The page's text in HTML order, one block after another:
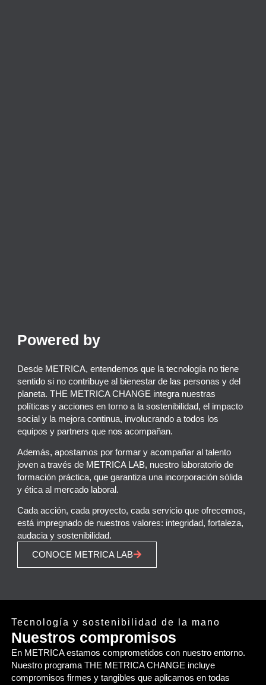
Powered by
Desde METRICA, entendemos que la tecnología no tiene
sentido si no contribuye al bienestar de las personas y del
planeta. THE METRICA CHANGE integra nuestras
políticas y acciones en torno a la sostenibilidad, el impacto
social y la mejora continua, involucrando a todos los
equipos y partners que nos acompañan.
Además, apostamos por formar y acompañar al talento
joven a través de METRICA LAB, nuestro laboratorio de
formación práctica, que garantiza una incorporación sólida
y ética al mercado laboral.
Cada acción, cada proyecto, cada servicio que ofrecemos,
está impregnado de nuestros valores: integridad, fortaleza,
audacia y sostenibilidad.
CONOCE METRICA LAB
Tecnología y sostenibilidad de la mano
Nuestros compromisos
En METRICA estamos comprometidos con nuestro entorno.
Nuestro programa THE METRICA CHANGE incluye
compromisos firmes y tangibles que aplicamos en todas